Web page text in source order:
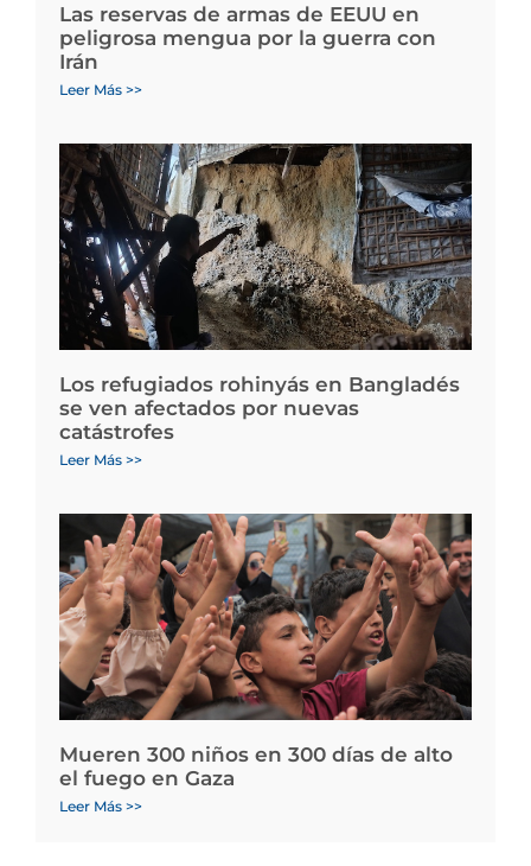
Las reservas de armas de EEUU en
peligrosa mengua por la guerra con
Irán
Leer Más >>
Los refugiados rohinyás en Bangladés
se ven afectados por nuevas
catástrofes
Leer Más >>
Mueren 300 niños en 300 días de alto
el fuego en Gaza
Leer Más >>